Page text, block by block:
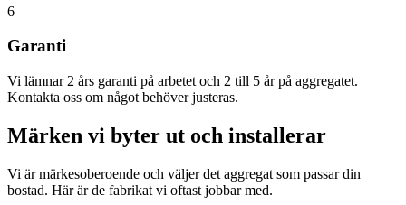
6
Garanti
Vi lämnar 2 års garanti på arbetet och 2 till 5 år på aggregatet.
Kontakta oss om något behöver justeras.
Märken vi byter ut och installerar
Vi är märkesoberoende och väljer det aggregat som passar din
bostad. Här är de fabrikat vi oftast jobbar med.